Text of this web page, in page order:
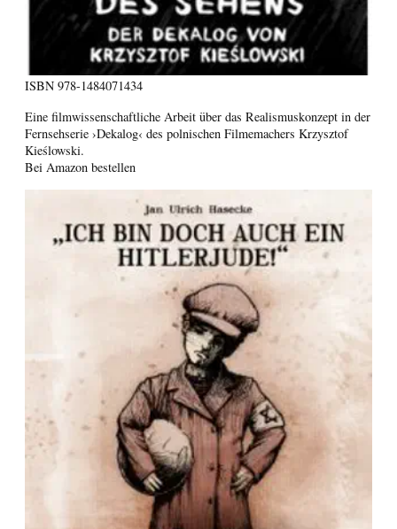
ISBN 978-1484071434
Eine filmwissenschaftliche Arbeit über das Realismuskonzept in der
Fernsehserie ›Dekalog‹ des polnischen Filmemachers Krzysztof
Kieślowski.
Bei Amazon bestellen